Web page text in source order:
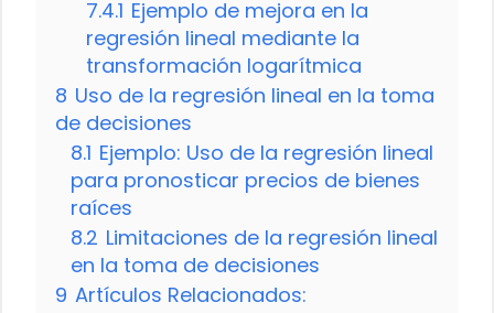
7.4.1 Ejemplo de mejora en la
regresión lineal mediante la
transformación logarítmica
8 Uso de la regresión lineal en la toma
de decisiones
8.1 Ejemplo: Uso de la regresión lineal
para pronosticar precios de bienes
raíces
8.2 Limitaciones de la regresión lineal
en la toma de decisiones
9 Artículos Relacionados: